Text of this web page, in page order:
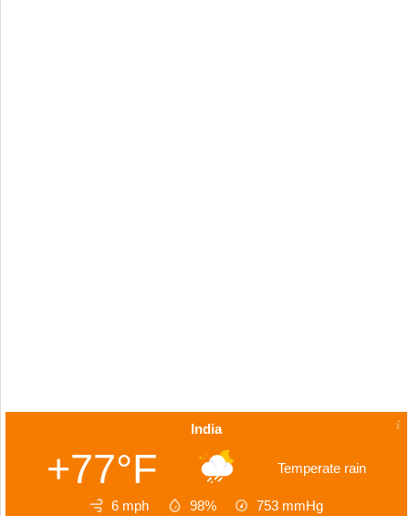
India
+77°F Temperate rain
6 mph 98% 753 mmHg